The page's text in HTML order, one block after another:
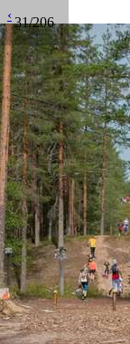
31/206
‹